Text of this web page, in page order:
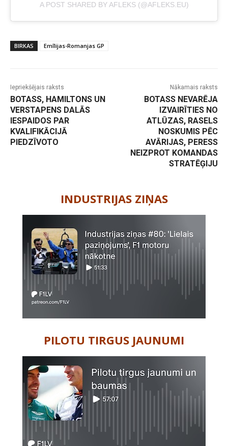
A POST SHARED BY AFLEKS (@AFLEKS.EU)
BIRKAS Emīlijas-Romanjas GP
Iepriekšējais raksts
BOTASS, HAMILTONS UN
VERSTAPENS DALĀS
IESPAIDOS PAR
KVALIFIKĀCIJĀ
PIEDZĪVOTO
Nākamais raksts
BOTASS NEVARĒJA
IZVAIRĪTIES NO
ATLŪZAS, RASELS
NOSKUMIS PĒC
AVĀRIJAS, PERESS
NEIZPROT KOMANDAS
STRATĒĢIJU
INDUSTRIJAS ZIŅAS
PILOTU TIRGUS JAUNUMI